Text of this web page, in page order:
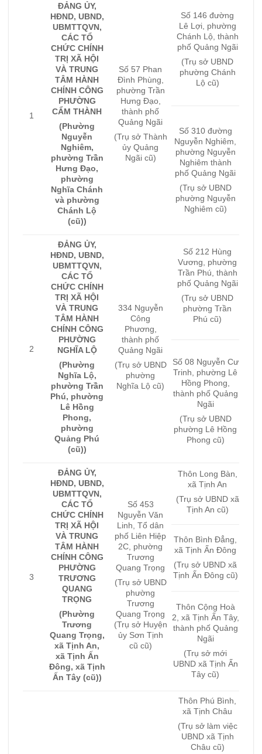
1
ĐẢNG ỦY,
HĐND, UBND,
UBMTTQVN,
CÁC TỔ
CHỨC CHÍNH
TRỊ XÃ HỘI
VÀ TRUNG
TÂM HÀNH
CHÍNH CÔNG
PHƯỜNG
CẨM THÀNH
(Phường
Nguyễn
Nghiêm,
phường Trần
Hưng Đạo,
phường
Nghĩa Chánh
và phường
Chánh Lộ
(cũ))
Số 57 Phan
Đình Phùng,
phường Trần
Hưng Đạo,
thành phố
Quảng Ngãi
(Trụ sở Thành
ủy Quảng
Ngãi cũ)
Số 146 đường
Lê Lợi, phường
Chánh Lộ, thành
phố Quảng Ngãi
(Trụ sở UBND
phường Chánh
Lộ cũ)
Số 310 đường
Nguyễn Nghiêm,
phường Nguyễn
Nghiêm thành
phố Quảng Ngãi
(Trụ sở UBND
phường Nguyễn
Nghiêm cũ)
2
ĐẢNG ỦY,
HĐND, UBND,
UBMTTQVN,
CÁC TỔ
CHỨC CHÍNH
TRỊ XÃ HỘI
VÀ TRUNG
TÂM HÀNH
CHÍNH CÔNG
PHƯỜNG
NGHĨA LỘ
(Phường
Nghĩa Lộ,
phường Trần
Phú, phường
Lê Hồng
Phong,
phường
Quảng Phú
(cũ))
334 Nguyễn
Công
Phương,
thành phố
Quảng Ngãi
(Trụ sở UBND
phường
Nghĩa Lộ cũ)
Số 212 Hùng
Vương, phường
Trần Phú, thành
phố Quảng Ngãi
(Trụ sở UBND
phường Trần
Phú cũ)
Số 08 Nguyễn Cư
Trinh, phường Lê
Hồng Phong,
thành phố Quảng
Ngãi
(Trụ sở UBND
phường Lê Hồng
Phong cũ)
3
ĐẢNG ỦY,
HĐND, UBND,
UBMTTQVN,
CÁC TỔ
CHỨC CHÍNH
TRỊ XÃ HỘI
VÀ TRUNG
TÂM HÀNH
CHÍNH CÔNG
PHƯỜNG
TRƯƠNG
QUANG
TRỌNG
(Phường
Trương
Quang Trọng,
xã Tịnh An,
xã Tịnh Ấn
Đông, xã Tịnh
Ấn Tây (cũ))
Số 453
Nguyễn Văn
Linh, Tổ dân
phố Liên Hiệp
2C, phường
Trương
Quang Trọng
(Trụ sở UBND
phường
Trương
Quang Trọng
(Trụ sở Huyện
ủy Sơn Tịnh
cũ cũ)
Thôn Long Bàn,
xã Tịnh An
(Trụ sở UBND xã
Tịnh An cũ)
Thôn Bình Đẳng,
xã Tịnh Ấn Đông
(Trụ sở UBND xã
Tịnh Ấn Đông cũ)
Thôn Cộng Hoà
2, xã Tịnh Ấn Tây,
thành phố Quảng
Ngãi
(Trụ sở mới
UBND xã Tịnh Ấn
Tây cũ)
Thôn Phú Bình,
xã Tịnh Châu
(Trụ sở làm việc
UBND xã Tịnh
Châu cũ)